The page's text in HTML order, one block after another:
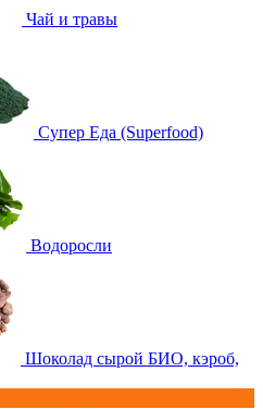
Чай и травы
Супер Еда (Superfood)
Водоросли
Шоколад сырой БИО, кэроб,